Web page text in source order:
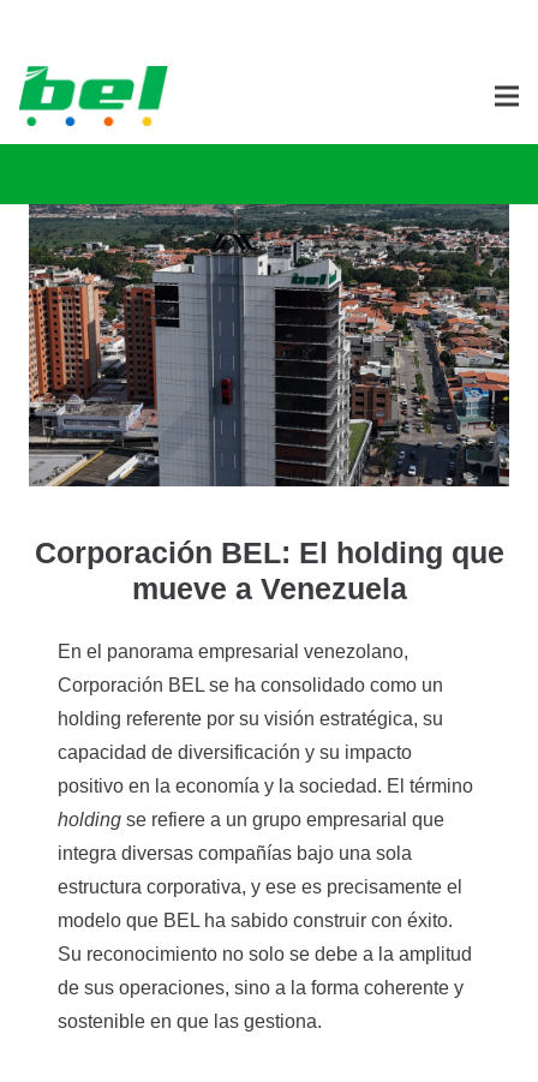
Corporación BEL: El holding que
mueve a Venezuela
En el panorama empresarial venezolano,
Corporación BEL se ha consolidado como un
holding referente por su visión estratégica, su
capacidad de diversificación y su impacto
positivo en la economía y la sociedad. El término
holding se refiere a un grupo empresarial que
integra diversas compañías bajo una sola
estructura corporativa, y ese es precisamente el
modelo que BEL ha sabido construir con éxito.
Su reconocimiento no solo se debe a la amplitud
de sus operaciones, sino a la forma coherente y
sostenible en que las gestiona.